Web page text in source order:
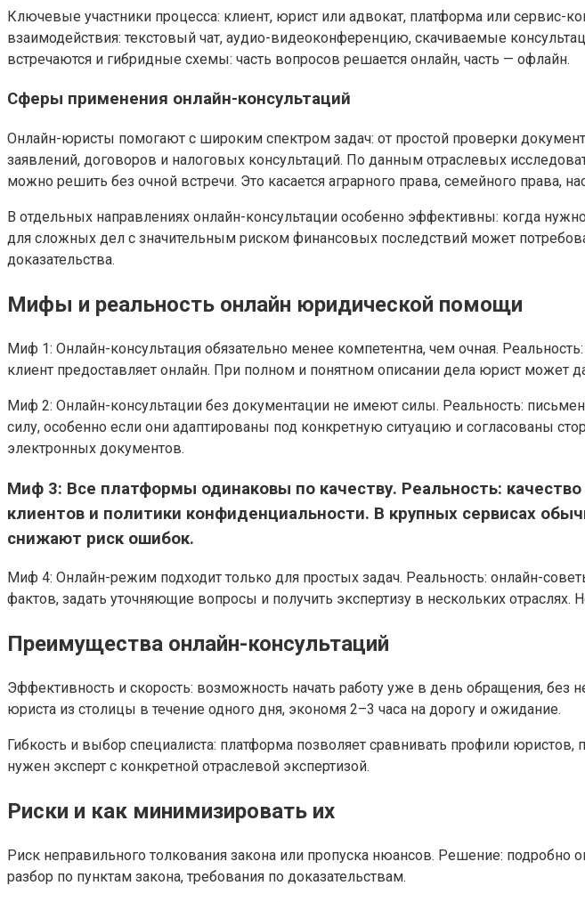
Ключевые участники процесса: клиент, юрист или адвокат, платформа или сервис-
взаимодействия: текстовый чат, аудио-видеоконференцию, скачиваемые
встречаются и гибридные схемы: часть вопросов решается онлайн, часть — офлайн.
Сферы применения онлайн-консультаций
Онлайн-юристы помогают с широким спектром задач: от простой проверки
заявлений, договоров и налоговых консультаций. По данным отраслевых
можно решить без очной встречи. Это касается аграрного права, семейного права,
В отдельных направлениях онлайн-консультации особенно эффективны: когда
для сложных дел с значительным риском финансовых последствий может
доказательства.
Мифы и реальность онлайн юридической помощи
Миф 1: Онлайн-консультация обязательно менее компетентна, чем очная.
клиент предоставляет онлайн. При полном и понятном описании дела юрист может
Миф 2: Онлайн-консультации без документации не имеют силы. Реальность:
силу, особенно если они адаптированы под конкретную ситуацию и согласованы
электронных документов.
Миф 3: Все платформы одинаковы по качеству. Реальность:
клиентов и политики конфиденциальности. В крупных сервисах
снижают риск ошибок.
Миф 4: Онлайн-режим подходит только для простых задач. Реальность: онлайн-
фактов, задать уточняющие вопросы и получить экспертизу в нескольких
Преимущества онлайн-консультаций
Эффективность и скорость: возможность начать работу уже в день обращения,
юриста из столицы в течение одного дня, экономя 2–3 часа на дорогу и ожидание.
Гибкость и выбор специалиста: платформа позволяет сравнивать профили
нужен эксперт с конкретной отраслевой экспертизой.
Риски и как минимизировать их
Риск неправильного толкования закона или пропуска нюансов. Решение:
разбор по пунктам закона, требования по доказательствам.